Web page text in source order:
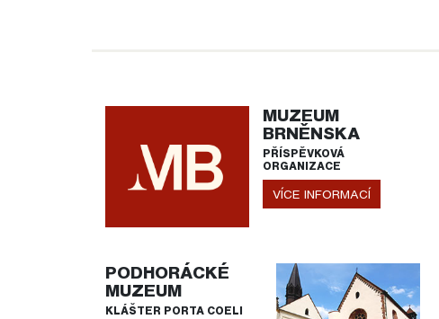
MUZEUM
BRNĚNSKA
PŘÍSPĚVKOVÁ
ORGANIZACE
VÍCE INFORMACÍ
PODHORÁCKÉ
MUZEUM
KLÁŠTER PORTA COELI